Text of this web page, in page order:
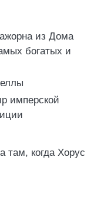
из Дома
богатых и
имперской
там, когда Хорус